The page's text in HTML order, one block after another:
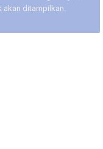
akan ditampilkan.